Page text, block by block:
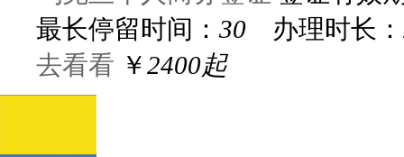
最长停留时间： 30 办理时长：
去看看 ￥2400起